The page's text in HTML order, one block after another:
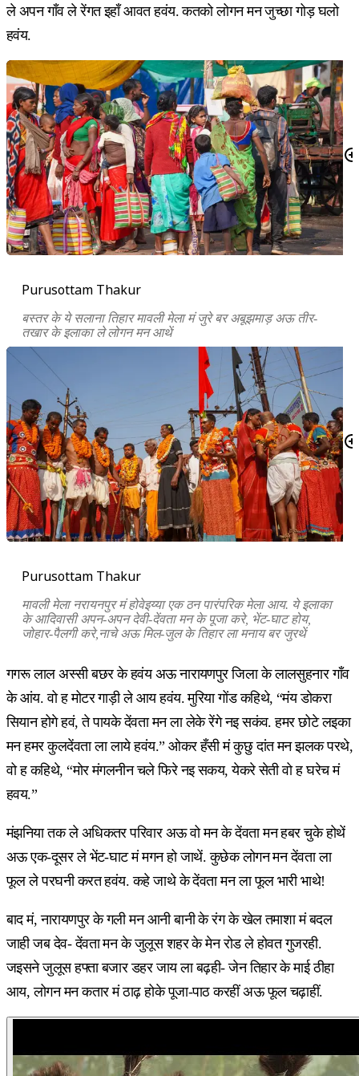
ले अपन गाँव ले रेंगत इहाँ आवत हवंय. कतको लोगन मन जुच्छा गोड़ घलो
हवंय.
Purusottam Thakur
बस्तर के ये सलाना तिहार मावली मेला मं जुरे बर अबूझमाड़ अऊ तीर-
तखार के इलाका ले लोगन मन आथें
Purusottam Thakur
मावली मेला नरायनपुर मं होवेइय्या एक ठन पारंपरिक मेला आय. ये इलाका
के आदिवासी अपन-अपन देवी-देंवता मन के पूजा करे, भेंट-घाट होय,
जोहार-पैलगी करे,नाचे अऊ मिल-जुल के तिहार ला मनाय बर जुरथें
गगरू लाल अस्सी बछर के हवंय अऊ नारायणपुर जिला के लालसुहनार गाँव
के आंय. वो ह मोटर गाड़ी ले आय हवंय. मुरिया गोंड कहिथे, “मंय डोकरा
सियान होगे हवं, ते पायके देंवता मन ला लेके रेंगे नइ सकंव. हमर छोटे लइका
मन हमर कुलदेंवता ला लाये हवंय.” ओकर हँसी मं कुछु दांत मन झलक परथे,
वो ह कहिथे, “मोर मंगलनीन चले फिरे नइ सकय, येकरे सेती वो ह घरेच मं
हवय.”
मंझनिया तक ले अधिकतर परिवार अऊ वो मन के देंवता मन हबर चुके होथें
अऊ एक-दूसर ले भेंट-घाट मं मगन हो जाथें. कुछेक लोगन मन देंवता ला
फूल ले परघनी करत हवंय. कहे जाथे के देंवता मन ला फूल भारी भाथे!
बाद मं, नारायणपुर के गली मन आनी बानी के रंग के खेल तमाशा मं बदल
जाही जब देव- देंवता मन के जुलूस शहर के मेन रोड ले होवत गुजरही.
जइसने जुलूस हफ्ता बजार डहर जाय ला बढ़ही- जेन तिहार के माई ठीहा
आय, लोगन मन कतार मं ठाढ़ होके पूजा-पाठ करहीं अऊ फूल चढ़ाहीं.